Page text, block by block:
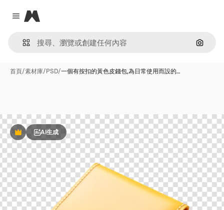
Close menu
Magnific
通過圖
首頁/素材庫/PSD/一個有按扣的黃色皮錢包,為日常使用而設的…
PremiumAI生成